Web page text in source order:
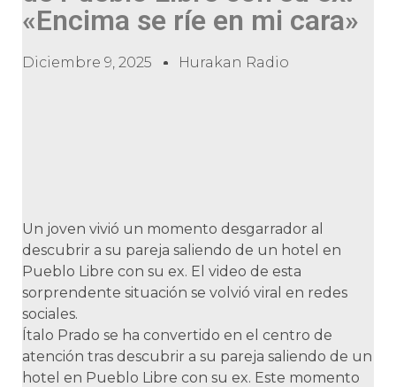
«Encima se ríe en mi cara»
Diciembre 9, 2025 Hurakan Radio
Un joven vivió un momento desgarrador al
descubrir a su pareja saliendo de un hotel en
Pueblo Libre con su ex. El video de esta
sorprendente situación se volvió viral en redes
sociales.
Ítalo Prado se ha convertido en el centro de
atención tras descubrir a su pareja saliendo de un
hotel en Pueblo Libre con su ex. Este momento